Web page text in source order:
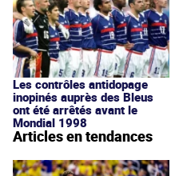
Les contrôles antidopage
inopinés auprès des Bleus
ont été arrêtés avant le
Mondial 1998
Articles en tendances